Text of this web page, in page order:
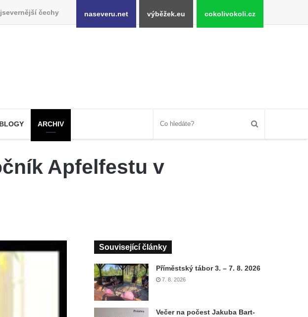
čechy naseveru.net výběžek.eu cokolivokoli.cz
BLOGY ARCHIV
Apfelfestu v
Související články
Příměstský tábor 3. – 7. 8. 2026
7. 8. 2026
Večer na počest Jakuba Bart-